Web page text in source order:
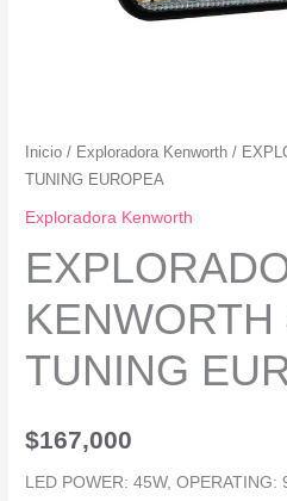
Inicio / Exploradora Kenworth /
TUNING EUROPEA
Exploradora Kenworth
KENWORTH
TUNING
$167,000
LED POWER: 45W, OPERATING: